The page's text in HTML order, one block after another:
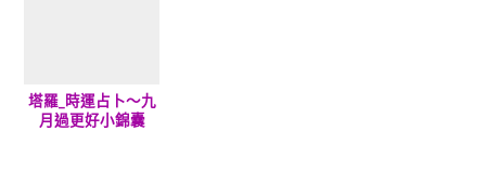
塔羅_時運占卜～九
月過更好小錦囊